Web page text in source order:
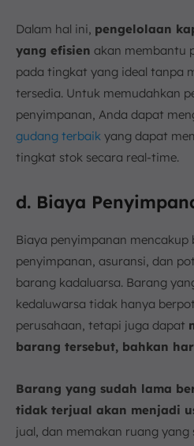
Dalam hal ini, pengelolaan
yang efisien akan membantu
pada tingkat yang ideal tanpa
tersedia. Untuk memudahkan
penyimpanan, Anda dapat
gudang terbaik yang dapat
tingkat stok secara real-time.
d. Biaya
Biaya penyimpanan
penyimpanan, asuransi, dan
barang kadaluarsa. Barang
kedaluwarsa tidak hanya
perusahaan, tetapi juga dapat
barang tersebut, bahkan
Barang yang sudah lama
tidak terjual akan menjadi
jual, dan memakan ruang yang